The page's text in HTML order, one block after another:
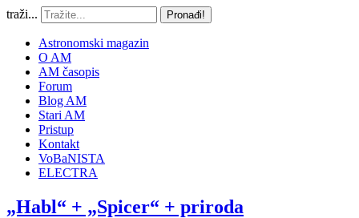
traži... Pronađi!
Astronomski magazin
O AM
AM časopis
Forum
Blog AM
Stari AM
Pristup
Kontakt
VoBaNISTA
ELECTRA
„Habl“ + „Spicer“ + priroda